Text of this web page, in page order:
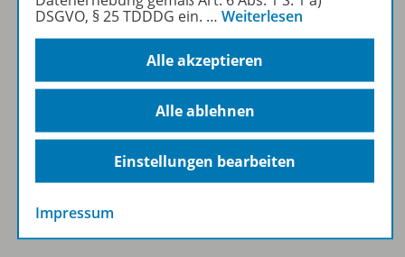
Zum Newsletter anmelden
DSGVO, § 25 TDDDG ein. … Weiterlesen
Alle akzeptieren
Alle ablehnen
Einstellungen bearbeiten
Impressum